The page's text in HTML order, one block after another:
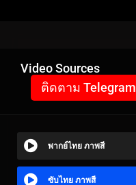
Video Sources
ติดตาม Telegram
พากย์ไทย ภาพสี
ซับไทย ภาพสี